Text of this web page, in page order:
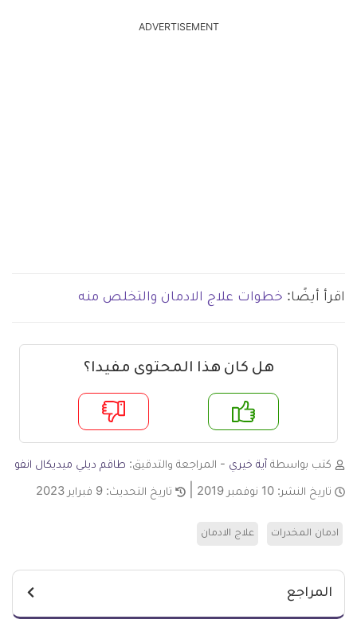
ADVERTISEMENT
اقرأ أيضًا: خطوات علاج الادمان والتخلص منه
هل كان هذا المحتوى مفيدا؟
لا
كتب بواسطة آية خيري - المراجعة والتدقيق: طاقم ديلي ميديكال انفو
تاريخ النشر: 10 نوفمبر 2019 تاريخ التحديث: 9 فبراير 2023
ادمان المخدرات علاج الادمان
المراجع